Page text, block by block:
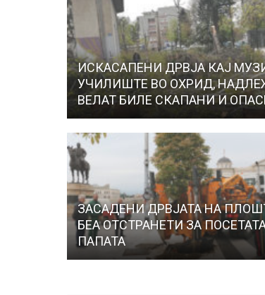
ИСКАСАПЕНИ ДРВЈА КАЈ
УЧИЛИШТЕ ВО ОХРИД,
ВЕЛАТ БИЛЕ СКАПАНИ И
ЗАСАДЕНИ ДРВЈАТА НА
БЕА ОТСТРАНЕТИ ЗА
ПАПАТА